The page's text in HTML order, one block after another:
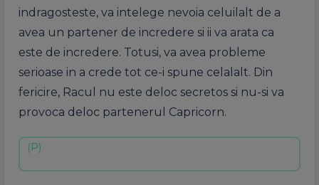
indragosteste, va intelege nevoia celuilalt de a
avea un partener de incredere si ii va arata ca
este de incredere. Totusi, va avea probleme
serioase in a crede tot ce-i spune celalalt. Din
fericire, Racul nu este deloc secretos si nu-si va
provoca deloc partenerul Capricorn.